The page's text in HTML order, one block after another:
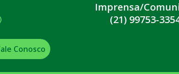
Imprensa/
(21) 99753-
Conosco